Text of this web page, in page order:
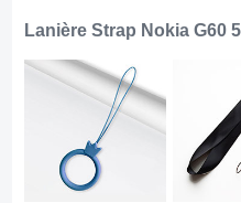
Lanière Strap Nokia G60